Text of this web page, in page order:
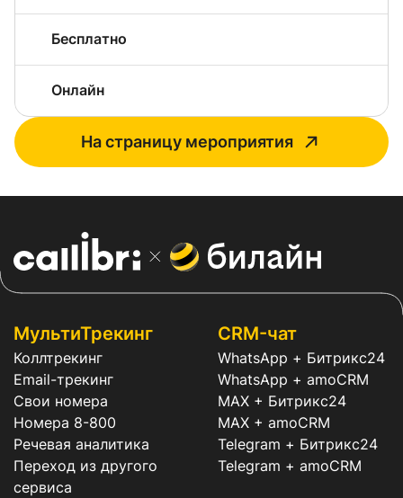
Бесплатно
Онлайн
На страницу мероприятия
МультиТрекинг
Коллтрекинг
Email-трекинг
Свои номера
Номера 8-800
Речевая аналитика
Переход из другого
сервиса
CRM-чат
WhatsApp + Битрикс24
WhatsApp + amoCRM
MAX + Битрикс24
MAX + amoCRM
Telegram + Битрикс24
Telegram + amoCRM